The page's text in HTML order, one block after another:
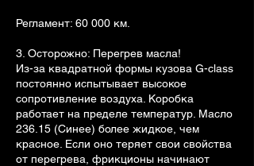
Регламент: 60 000 км.
3. Осторожно: Перегрев масла!
Из-за квадратной формы кузова G-class
постоянно испытывает высокое
сопротивление воздуха. Коробка
работает на пределе температур. Масло
236.15 (Синее) более жидкое, чем
красное. Если оно теряет свои свойства
от перегрева, фрикционы начинают